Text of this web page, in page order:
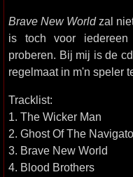
Brave New Worldzal
is toch voor
proberen. Bij mij is de
regelmaat in m'n speler
Tracklist:
1. The Wicker Man
2. Ghost Of The
3. Brave New World
4. Blood Brothers